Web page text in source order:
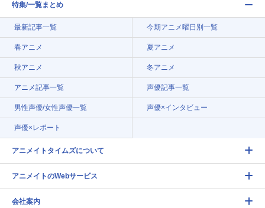
特集/一覧まとめ
最新記事一覧 今期アニメ曜日別一覧
春アニメ 夏アニメ
秋アニメ 冬アニメ
アニメ記事一覧 声優記事一覧
男性声優/女性声優一覧 声優×インタビュー
声優×レポート
アニメイトタイムズについて
アニメイトのWebサービス
会社案内